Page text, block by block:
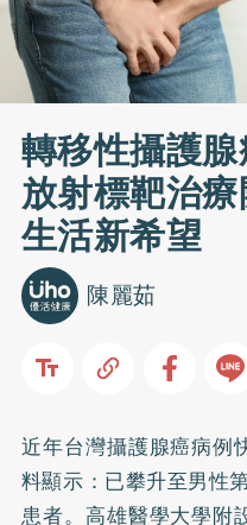
轉移性攝護
放射標靶治
生活新希望
陳麗茹
近年台灣攝護腺癌病例
料顯示：已攀升至男性
患者。高雄醫學大學附